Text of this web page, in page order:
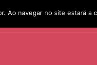
Ao navegar no site estará a